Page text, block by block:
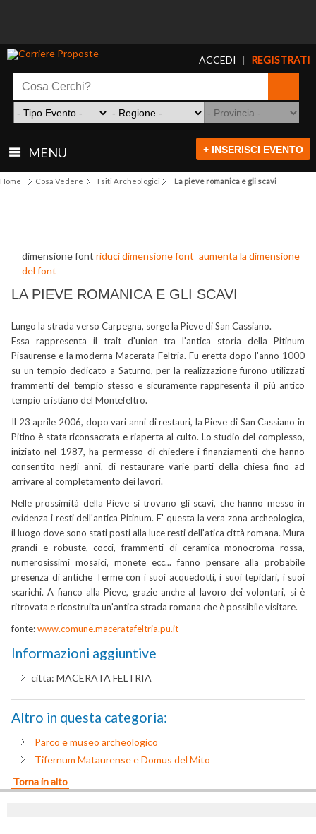
ACCEDI | REGISTRATI
MENU + INSERISCI EVENTO
Home Cosa Vedere I siti Archeologici La pieve romanica e gli scavi
dimensione font riduci dimensione font aumenta la dimensione
del font
LA PIEVE ROMANICA E GLI SCAVI
Lungo la strada verso Carpegna, sorge la Pieve di San Cassiano.
Essa rappresenta il trait d'union tra l'antica storia della Pitinum
Pisaurense e la moderna Macerata Feltria. Fu eretta dopo l'anno 1000
su un tempio dedicato a Saturno, per la realizzazione furono utilizzati
frammenti del tempio stesso e sicuramente rappresenta il più antico
tempio cristiano del Montefeltro.
Il 23 aprile 2006, dopo vari anni di restauri, la Pieve di San Cassiano in
Pitino è stata riconsacrata e riaperta al culto. Lo studio del complesso,
iniziato nel 1987, ha permesso di chiedere i finanziamenti che hanno
consentito negli anni, di restaurare varie parti della chiesa fino ad
arrivare al completamento dei lavori.
Nelle prossimità della Pieve si trovano gli scavi, che hanno messo in
evidenza i resti dell'antica Pitinum. E' questa la vera zona archeologica,
il luogo dove sono stati posti alla luce resti dell'atica città romana. Mura
grandi e robuste, cocci, frammenti di ceramica monocroma rossa,
numerosissimi mosaici, monete ecc... fanno pensare alla probabile
presenza di antiche Terme con i suoi acquedotti, i suoi tepidari, i suoi
scarichi. A fianco alla Pieve, grazie anche al lavoro dei volontari, si è
ritrovata e ricostruita un'antica strada romana che è possibile visitare.
fonte:www.comune.maceratafeltria.pu.it
Informazioni aggiuntive
citta: MACERATA FELTRIA
Altro in questa categoria:
Parco e museo archeologico
Tifernum Mataurense e Domus del Mito
Torna in alto